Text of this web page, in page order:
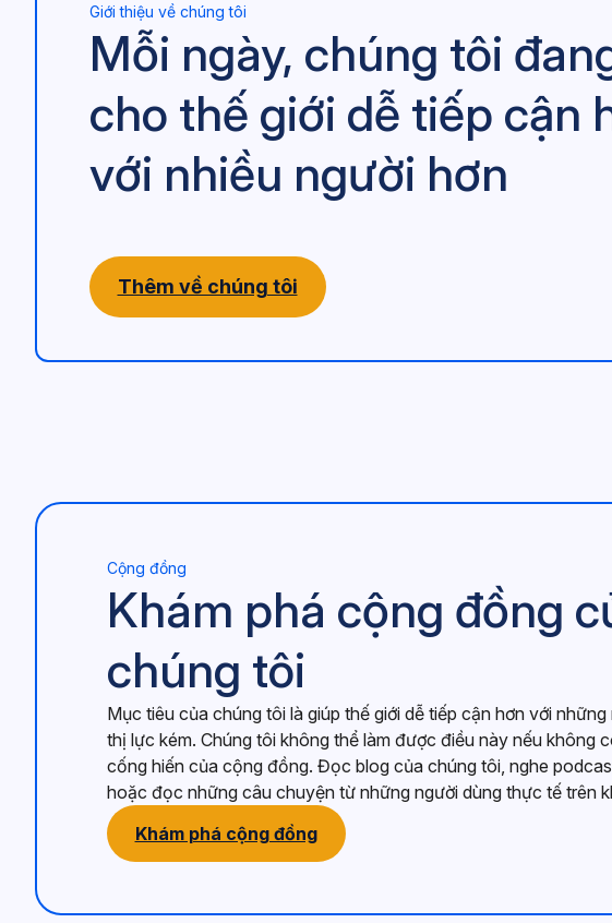
Giới thiệu về chúng tôi
Mỗi ngày, chúng tôi
cho thế giới dễ tiếp cận
với nhiều người hơn
Thêm về chúng tôi
Cộng đồng
Khám phá cộng đồng
chúng tôi
Mục tiêu của chúng tôi là giúp thế giới dễ tiếp cận hơn với
thị lực kém. Chúng tôi không thể làm được điều này nếu không
cống hiến của cộng đồng. Đọc blog của chúng tôi, nghe
hoặc đọc những câu chuyện từ những người dùng thực tế trên
Khám phá cộng đồng